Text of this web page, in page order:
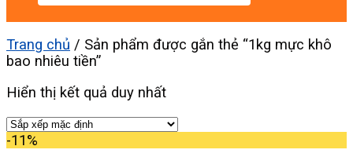
Trang chủ / Sản phẩm được gắn thẻ “1kg mực khô
bao nhiêu tiền”
Hiển thị kết quả duy nhất
-11%